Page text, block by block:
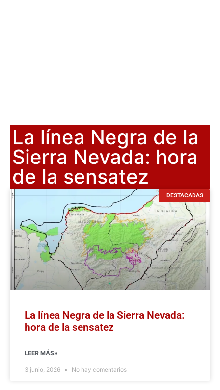
La línea Negra de la
Sierra Nevada: hora
de la sensatez
DESTACADAS
La línea Negra de la Sierra Nevada:
hora de la sensatez
LEER MÁS»
3 junio, 2026 No hay comentarios